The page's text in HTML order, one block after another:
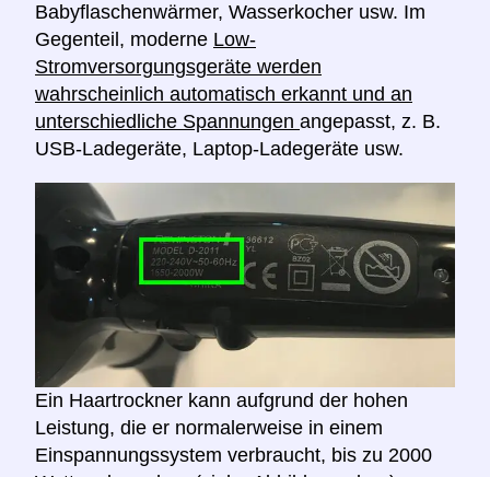
Babyflaschenwärmer, Wasserkocher usw. Im
Gegenteil, moderne Low-
Stromversorgungsgeräte werden
wahrscheinlich automatisch erkannt und an
unterschiedliche Spannungen angepasst, z. B.
USB-Ladegeräte, Laptop-Ladegeräte usw.
Ein Haartrockner kann aufgrund der hohen
Leistung, die er normalerweise in einem
Einspannungssystem verbraucht, bis zu 2000